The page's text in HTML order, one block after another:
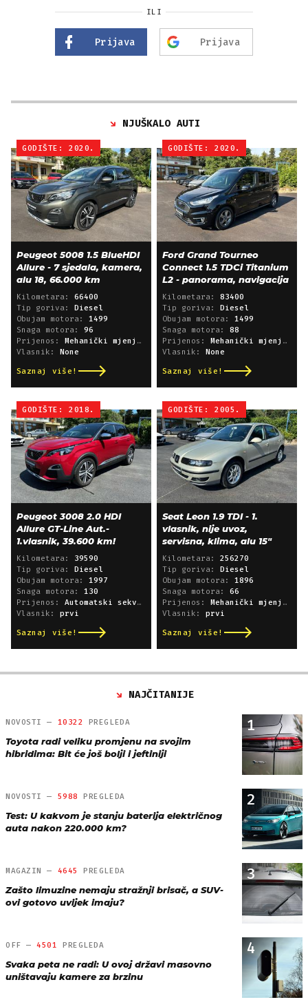
ILI
Prijava Prijava
NJUŠKALO AUTI
GODIŠTE: 2020.
Peugeot 5008 1.5 BlueHDI
Allure - 7 sjedala, kamera,
alu 18, 66.000 km
Kilometara: 66400
Tip goriva: Diesel
Obujam motora: 1499
Snaga motora: 96
Prijenos: Mehanički mjenjač
Vlasnik: None
Saznaj više!
GODIŠTE: 2020.
Ford Grand Tourneo
Connect 1.5 TDCi Titanium
L2 - panorama, navigacija
Kilometara: 83400
Tip goriva: Diesel
Obujam motora: 1499
Snaga motora: 88
Prijenos: Mehanički mjenjač
Vlasnik: None
Saznaj više!
GODIŠTE: 2018.
Peugeot 3008 2.0 HDI
Allure GT-Line Aut.-
1.vlasnik, 39.600 km!
Kilometara: 39590
Tip goriva: Diesel
Obujam motora: 1997
Snaga motora: 130
Prijenos: Automatski sekvencijski
Vlasnik: prvi
Saznaj više!
GODIŠTE: 2005.
Seat Leon 1.9 TDI - 1.
vlasnik, nije uvoz,
servisna, klima, alu 15"
Kilometara: 256270
Tip goriva: Diesel
Obujam motora: 1896
Snaga motora: 66
Prijenos: Mehanički mjenjač
Vlasnik: prvi
Saznaj više!
NAJČITANIJE
1
NOVOSTI — 10322 PREGLEDA
Toyota radi veliku promjenu na svojim
hibridima: Bit će još bolji i jeftiniji
2
NOVOSTI — 5988 PREGLEDA
Test: U kakvom je stanju baterija električnog
auta nakon 220.000 km?
3
MAGAZIN — 4645 PREGLEDA
Zašto limuzine nemaju stražnji brisač, a SUV-
ovi gotovo uvijek imaju?
4
OFF —4501 PREGLEDA
Svaka peta ne radi: U ovoj državi masovno
uništavaju kamere za brzinu